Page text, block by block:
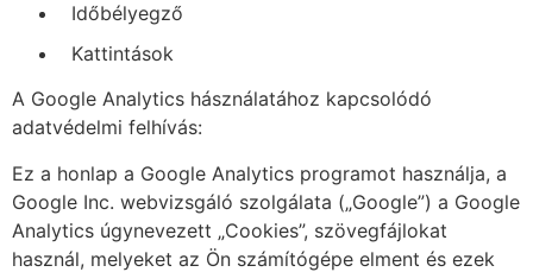
Időbélyegző
Kattintások
A Google Analytics hásználatához kapcsolódó
adatvédelmi felhívás:
Ez a honlap a Google Analytics programot használja, a
Google Inc. webvizsgáló szolgálata („Google”) a Google
Analytics úgynevezett „Cookies”, szövegfájlokat
használ, melyeket az Ön számítógépe elment és ezek